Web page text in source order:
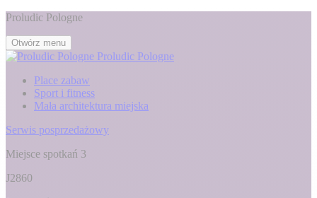
Proludic Pologne
Otwórz menu
Proludic Pologne
Place zabaw
Sport i fitness
Mała architektura miejska
Serwis posprzedażowy
Miejsce spotkań 3
J2860